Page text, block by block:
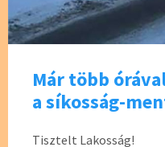
Már több
a síkosság-
Tisztelt Lakosság!